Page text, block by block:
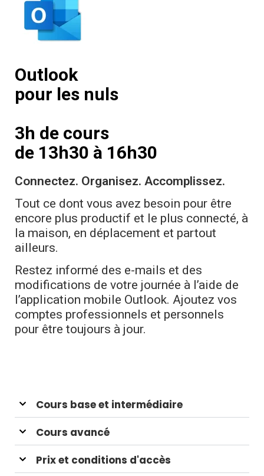
Outlook
pour les nuls
3h de cours
de 13h30 à 16h30
Connectez. Organisez. Accomplissez.
Tout ce dont vous avez besoin pour être
encore plus productif et le plus connecté, à
la maison, en déplacement et partout
ailleurs.
Restez informé des e-mails et des
modifications de votre journée à l’aide de
l’application mobile Outlook. Ajoutez vos
comptes professionnels et personnels
pour être toujours à jour.
Cours base et intermédiaire
Cours avancé
Prix et conditions d'accès